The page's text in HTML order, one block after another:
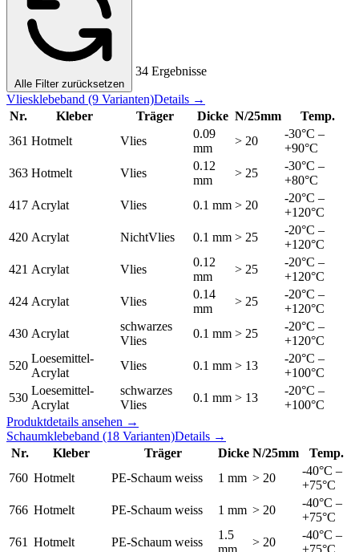
Alle Filter zurücksetzen
34 Ergebnisse
Vliesklebeband (9 Varianten)Details →
Nr.
Kleber Träger Dicke N/25mm
Temp.
361 Hotmelt Vlies
0.09
mm
> 20
-30°C –
+90°C
363 Hotmelt Vlies
0.12
mm
> 25
-30°C –
+80°C
417 Acrylat Vlies 0.1 mm > 20
-20°C –
+120°C
420 Acrylat NichtVlies 0.1 mm > 25
-20°C –
+120°C
421 Acrylat Vlies
0.12
mm
> 25
-20°C –
+120°C
424 Acrylat Vlies
0.14
mm
> 25
-20°C –
+120°C
430 Acrylat
schwarzes
Vlies
0.1 mm > 25
-20°C –
+120°C
520
Loesemittel-
Acrylat
Vlies 0.1 mm > 13
-20°C –
+100°C
530
Loesemittel-
Acrylat
schwarzes
Vlies
0.1 mm > 13
-20°C –
+100°C
Produktdetails ansehen →
Schaumklebeband (18 Varianten)Details →
Nr.
Kleber Träger Dicke N/25mm
Temp.
760 Hotmelt PE-Schaum weiss 1 mm > 20
-40°C –
+75°C
766 Hotmelt PE-Schaum weiss 1 mm > 20
-40°C –
+75°C
761 Hotmelt PE-Schaum weiss
1.5
mm
> 20
-40°C –
+75°C